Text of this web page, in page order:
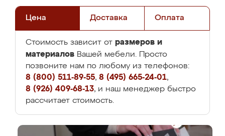
Цена Доставка Оплата
Стоимость зависит от размеров и
материалов Вашей мебели. Просто
позвоните нам по любому из телефонов:
8 (800) 511-89-55, 8 (495) 665-24-01,
8 (926) 409-68-13, и наш менеджер быстро
рассчитает стоимость.